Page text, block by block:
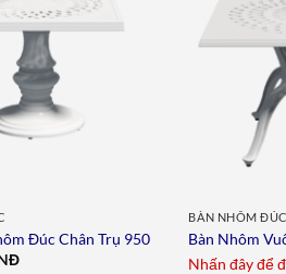
Đúc Chân Trụ 950
BÀN NHÔM ĐÚC
Bàn Nhôm
Nhấn đây để